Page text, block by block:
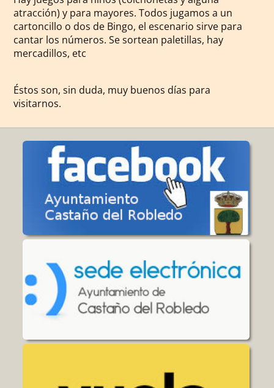
atracción) y para mayores. Todos jugamos a un
cartoncillo o dos de Bingo, el escenario sirve para
cantar los números. Se sortean paletillas, hay
mercadillos, etc
Éstos son, sin duda, muy buenos días para
visitarnos.